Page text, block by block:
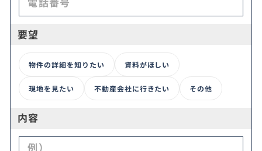
要望
物件の詳細を知りたい 資料がほしい
現地を見たい 不動産会社に行きたい その他
内容